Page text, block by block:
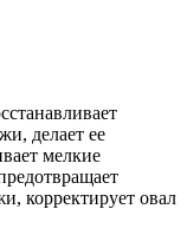
делает ее
мелкие
корректирует овал